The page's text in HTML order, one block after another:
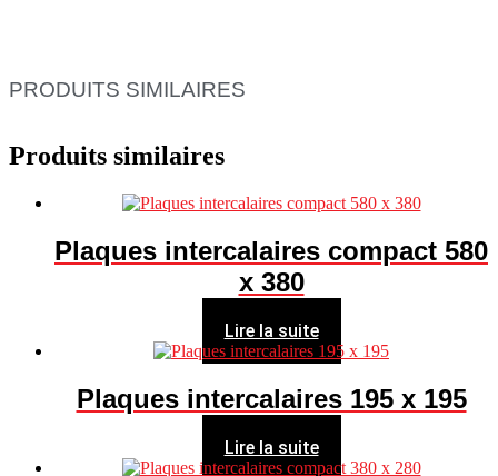
PRODUITS SIMILAIRES
Produits similaires
Plaques intercalaires compact 580
x 380
Lire la suite
Plaques intercalaires 195 x 195
Lire la suite